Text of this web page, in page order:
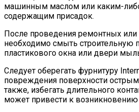
машинным маслом или каким-
содержащим присадок.
После проведения ремонтных или
необходимо смыть строительную
пластикового окна или двери
Следует оберегать фурнитуру
повреждения поверхности
также, избегать длительного
может привести к возникновению